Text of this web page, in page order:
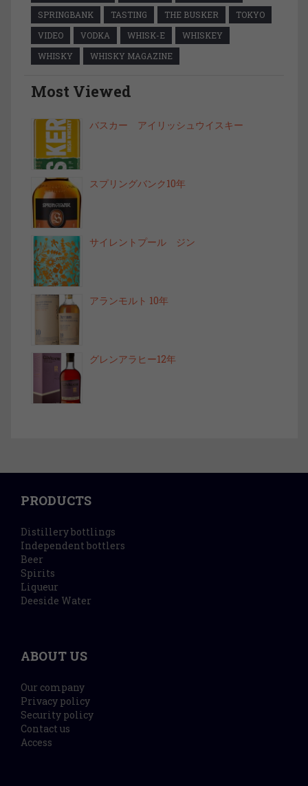
SPRINGBANK
TASTING THE BUSKER
TOKYO
VIDEO
VODKA WHISK-E
WHISKEY
WHISKY
WHISKY MAGAZINE
Most Viewed
バスカー アイリッシュウイスキー
スプリングバンク10年
サイレントプール ジン
アランモルト 10年
グレンアラヒー12年
PRODUCTS
Distillery bottlings
Independent bottlers
Beer
Spirits
Liqueur
Deeside Water
ABOUT US
Our company
Privacy policy
Security policy
Contact us
Access